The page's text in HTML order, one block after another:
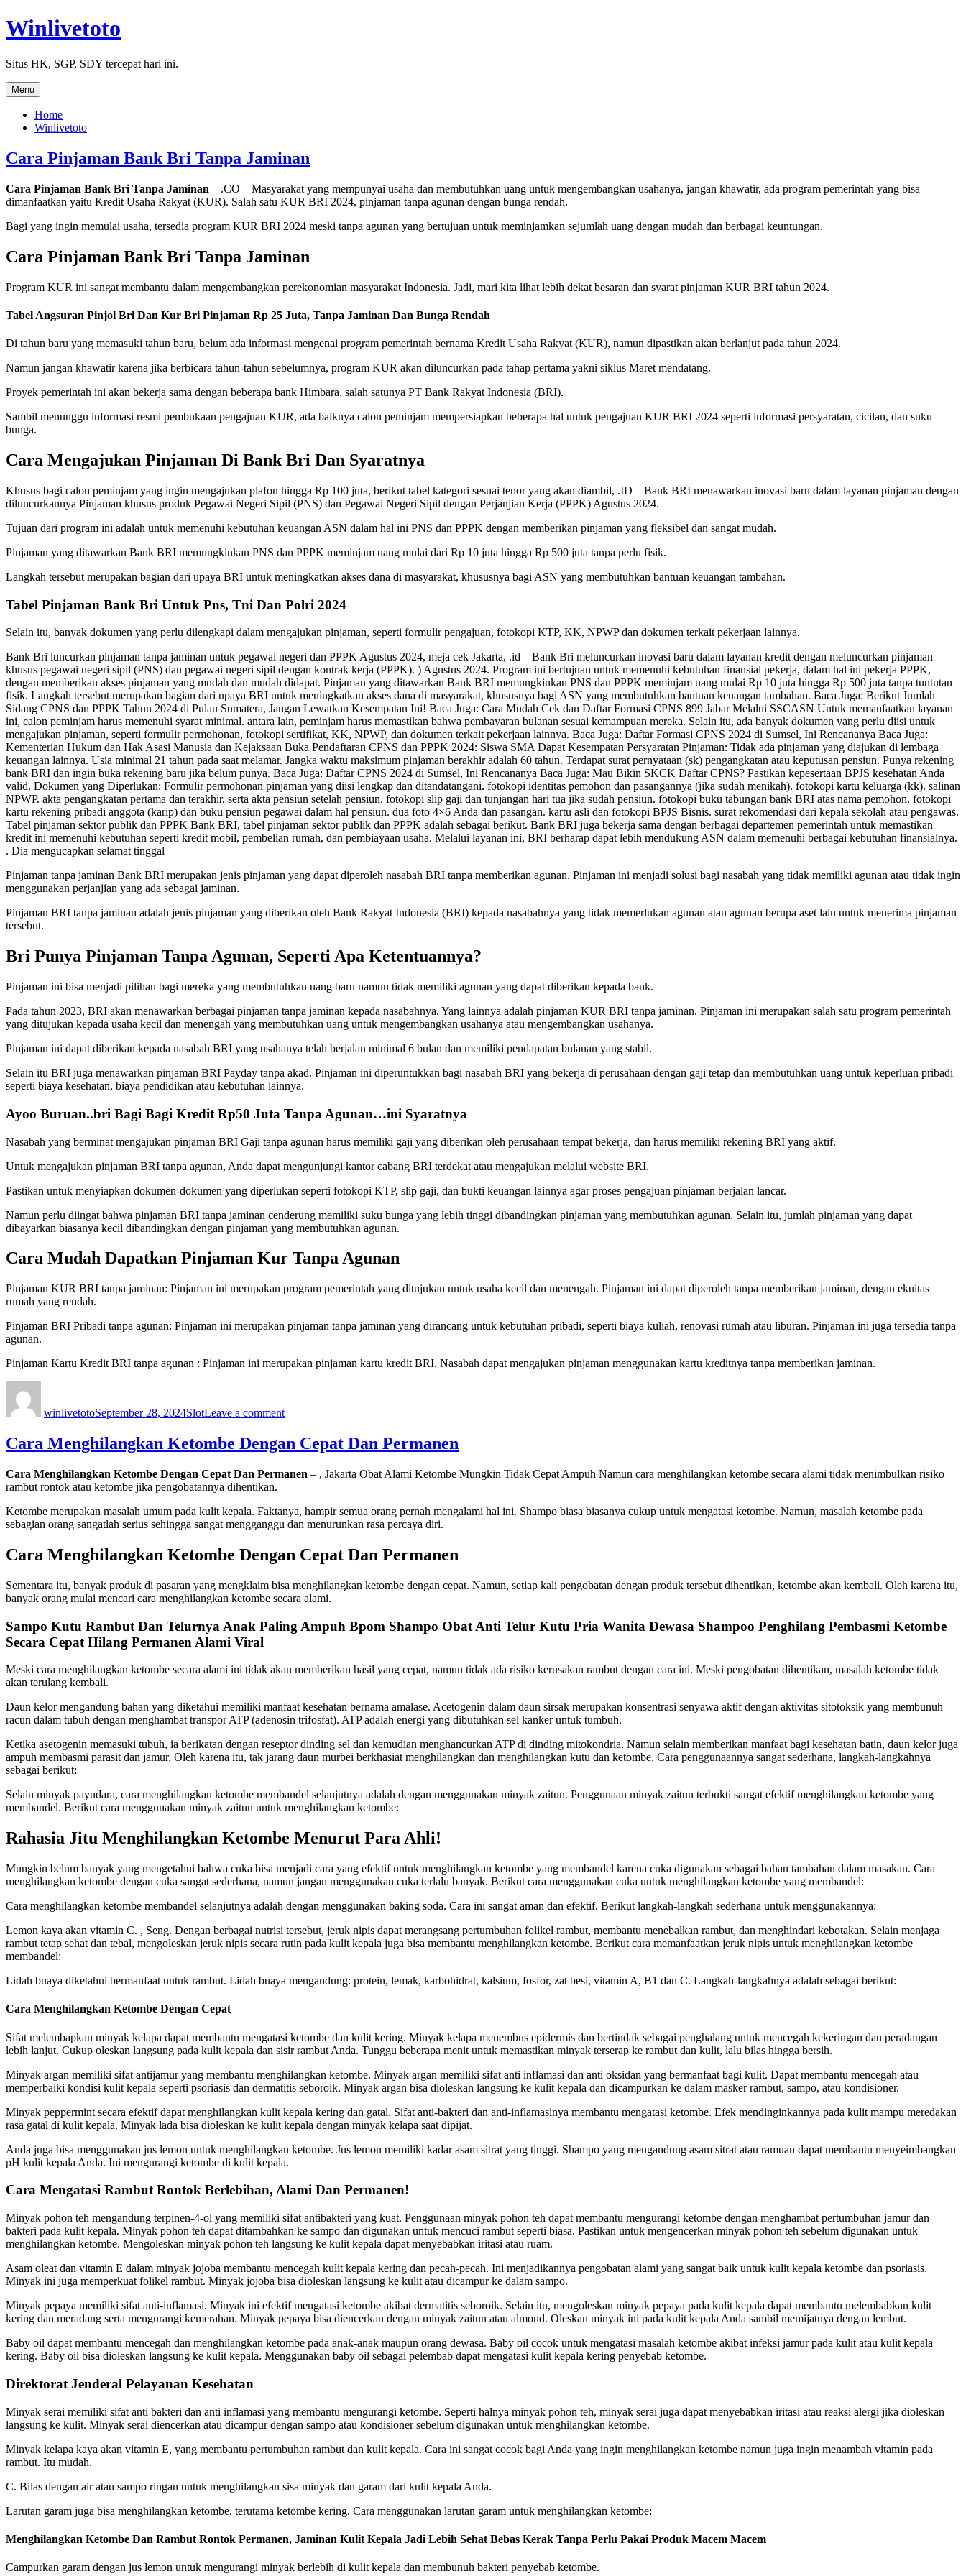
Skip
to
Winlivetoto
Situs HK, SGP, SDY tercepat hari ini.
Menu
Home
Winlivetoto
Cara Pinjaman Bank Bri Tanpa Jaminan
Cara Pinjaman Bank Bri Tanpa Jaminan – .CO – Masyarakat yang mempunyai usaha dan membutuhkan uang untuk mengembangkan usahanya, jangan khawatir, ada program pemerintah yang bisa
dimanfaatkan yaitu Kredit Usaha Rakyat (KUR). Salah satu KUR BRI 2024, pinjaman tanpa agunan dengan bunga rendah.
Bagi yang ingin memulai usaha, tersedia program KUR BRI 2024 meski tanpa agunan yang bertujuan untuk meminjamkan sejumlah uang dengan mudah dan berbagai keuntungan.
Cara Pinjaman Bank Bri Tanpa Jaminan
Program KUR ini sangat membantu dalam mengembangkan perekonomian masyarakat Indonesia. Jadi, mari kita lihat lebih dekat besaran dan syarat pinjaman KUR BRI tahun 2024.
Tabel Angsuran Pinjol Bri Dan Kur Bri Pinjaman Rp 25 Juta, Tanpa Jaminan Dan Bunga Rendah
Di tahun baru yang memasuki tahun baru, belum ada informasi mengenai program pemerintah bernama Kredit Usaha Rakyat (KUR), namun dipastikan akan berlanjut pada tahun 2024.
Namun jangan khawatir karena jika berbicara tahun-tahun sebelumnya, program KUR akan diluncurkan pada tahap pertama yakni siklus Maret mendatang.
Proyek pemerintah ini akan bekerja sama dengan beberapa bank Himbara, salah satunya PT Bank Rakyat Indonesia (BRI).
Sambil menunggu informasi resmi pembukaan pengajuan KUR, ada baiknya calon peminjam mempersiapkan beberapa hal untuk pengajuan KUR BRI 2024 seperti informasi persyaratan, cicilan, dan suku
bunga.
Cara Mengajukan Pinjaman Di Bank Bri Dan Syaratnya
Khusus bagi calon peminjam yang ingin mengajukan plafon hingga Rp 100 juta, berikut tabel kategori sesuai tenor yang akan diambil, .ID – Bank BRI menawarkan inovasi baru dalam layanan pinjaman dengan
diluncurkannya Pinjaman khusus produk Pegawai Negeri Sipil (PNS) dan Pegawai Negeri Sipil dengan Perjanjian Kerja (PPPK) Agustus 2024.
Tujuan dari program ini adalah untuk memenuhi kebutuhan keuangan ASN dalam hal ini PNS dan PPPK dengan memberikan pinjaman yang fleksibel dan sangat mudah.
Pinjaman yang ditawarkan Bank BRI memungkinkan PNS dan PPPK meminjam uang mulai dari Rp 10 juta hingga Rp 500 juta tanpa perlu fisik.
Langkah tersebut merupakan bagian dari upaya BRI untuk meningkatkan akses dana di masyarakat, khususnya bagi ASN yang membutuhkan bantuan keuangan tambahan.
Tabel Pinjaman Bank Bri Untuk Pns, Tni Dan Polri 2024
Selain itu, banyak dokumen yang perlu dilengkapi dalam mengajukan pinjaman, seperti formulir pengajuan, fotokopi KTP, KK, NPWP dan dokumen terkait pekerjaan lainnya.
Bank Bri luncurkan pinjaman tanpa jaminan untuk pegawai negeri dan PPPK Agustus 2024, meja cek Jakarta, .id – Bank Bri meluncurkan inovasi baru dalam layanan kredit dengan meluncurkan pinjaman
khusus pegawai negeri sipil (PNS) dan pegawai negeri sipil dengan kontrak kerja (PPPK). ) Agustus 2024. Program ini bertujuan untuk memenuhi kebutuhan finansial pekerja, dalam hal ini pekerja PPPK,
dengan memberikan akses pinjaman yang mudah dan mudah didapat. Pinjaman yang ditawarkan Bank BRI memungkinkan PNS dan PPPK meminjam uang mulai Rp 10 juta hingga Rp 500 juta tanpa tuntutan
fisik. Langkah tersebut merupakan bagian dari upaya BRI untuk meningkatkan akses dana di masyarakat, khususnya bagi ASN yang membutuhkan bantuan keuangan tambahan. Baca Juga: Berikut Jumlah
Sidang CPNS dan PPPK Tahun 2024 di Pulau Sumatera, Jangan Lewatkan Kesempatan Ini! Baca Juga: Cara Mudah Cek dan Daftar Formasi CPNS 899 Jabar Melalui SSCASN Untuk memanfaatkan layanan
ini, calon peminjam harus memenuhi syarat minimal. antara lain, peminjam harus memastikan bahwa pembayaran bulanan sesuai kemampuan mereka. Selain itu, ada banyak dokumen yang perlu diisi untuk
mengajukan pinjaman, seperti formulir permohonan, fotokopi sertifikat, KK, NPWP, dan dokumen terkait pekerjaan lainnya. Baca Juga: Daftar Formasi CPNS 2024 di Sumsel, Ini Rencananya Baca Juga:
Kementerian Hukum dan Hak Asasi Manusia dan Kejaksaan Buka Pendaftaran CPNS dan PPPK 2024: Siswa SMA Dapat Kesempatan Persyaratan Pinjaman: Tidak ada pinjaman yang diajukan di lembaga
keuangan lainnya. Usia minimal 21 tahun pada saat melamar. Jangka waktu maksimum pinjaman berakhir adalah 60 tahun. Terdapat surat pernyataan (sk) pengangkatan atau keputusan pensiun. Punya rekening
bank BRI dan ingin buka rekening baru jika belum punya. Baca Juga: Daftar CPNS 2024 di Sumsel, Ini Rencananya Baca Juga: Mau Bikin SKCK Daftar CPNS? Pastikan kepesertaan BPJS kesehatan Anda
valid. Dokumen yang Diperlukan: Formulir permohonan pinjaman yang diisi lengkap dan ditandatangani. fotokopi identitas pemohon dan pasangannya (jika sudah menikah). fotokopi kartu keluarga (kk). salinan
NPWP. akta pengangkatan pertama dan terakhir, serta akta pensiun setelah pensiun. fotokopi slip gaji dan tunjangan hari tua jika sudah pensiun. fotokopi buku tabungan bank BRI atas nama pemohon. fotokopi
kartu rekening pribadi anggota (karip) dan buku pensiun pegawai dalam hal pensiun. dua foto 4×6 Anda dan pasangan. kartu asli dan fotokopi BPJS Bisnis. surat rekomendasi dari kepala sekolah atau pengawas.
Tabel pinjaman sektor publik dan PPPK Bank BRI, tabel pinjaman sektor publik dan PPPK adalah sebagai berikut. Bank BRI juga bekerja sama dengan berbagai departemen pemerintah untuk memastikan
kredit ini memenuhi kebutuhan seperti kredit mobil, pembelian rumah, dan pembiayaan usaha. Melalui layanan ini, BRI berharap dapat lebih mendukung ASN dalam memenuhi berbagai kebutuhan finansialnya.
. Dia mengucapkan selamat tinggal
Pinjaman tanpa jaminan Bank BRI merupakan jenis pinjaman yang dapat diperoleh nasabah BRI tanpa memberikan agunan. Pinjaman ini menjadi solusi bagi nasabah yang tidak memiliki agunan atau tidak ingin
menggunakan perjanjian yang ada sebagai jaminan.
Pinjaman BRI tanpa jaminan adalah jenis pinjaman yang diberikan oleh Bank Rakyat Indonesia (BRI) kepada nasabahnya yang tidak memerlukan agunan atau agunan berupa aset lain untuk menerima pinjaman
tersebut.
Bri Punya Pinjaman Tanpa Agunan, Seperti Apa Ketentuannya?
Pinjaman ini bisa menjadi pilihan bagi mereka yang membutuhkan uang baru namun tidak memiliki agunan yang dapat diberikan kepada bank.
Pada tahun 2023, BRI akan menawarkan berbagai pinjaman tanpa jaminan kepada nasabahnya. Yang lainnya adalah pinjaman KUR BRI tanpa jaminan. Pinjaman ini merupakan salah satu program pemerintah
yang ditujukan kepada usaha kecil dan menengah yang membutuhkan uang untuk mengembangkan usahanya atau mengembangkan usahanya.
Pinjaman ini dapat diberikan kepada nasabah BRI yang usahanya telah berjalan minimal 6 bulan dan memiliki pendapatan bulanan yang stabil.
Selain itu BRI juga menawarkan pinjaman BRI Payday tanpa akad. Pinjaman ini diperuntukkan bagi nasabah BRI yang bekerja di perusahaan dengan gaji tetap dan membutuhkan uang untuk keperluan pribadi
seperti biaya kesehatan, biaya pendidikan atau kebutuhan lainnya.
Ayoo Buruan..bri Bagi Bagi Kredit Rp50 Juta Tanpa Agunan…ini Syaratnya
Nasabah yang berminat mengajukan pinjaman BRI Gaji tanpa agunan harus memiliki gaji yang diberikan oleh perusahaan tempat bekerja, dan harus memiliki rekening BRI yang aktif.
Untuk mengajukan pinjaman BRI tanpa agunan, Anda dapat mengunjungi kantor cabang BRI terdekat atau mengajukan melalui website BRI.
Pastikan untuk menyiapkan dokumen-dokumen yang diperlukan seperti fotokopi KTP, slip gaji, dan bukti keuangan lainnya agar proses pengajuan pinjaman berjalan lancar.
Namun perlu diingat bahwa pinjaman BRI tanpa jaminan cenderung memiliki suku bunga yang lebih tinggi dibandingkan pinjaman yang membutuhkan agunan. Selain itu, jumlah pinjaman yang dapat
dibayarkan biasanya kecil dibandingkan dengan pinjaman yang membutuhkan agunan.
Cara Mudah Dapatkan Pinjaman Kur Tanpa Agunan
Pinjaman KUR BRI tanpa jaminan: Pinjaman ini merupakan program pemerintah yang ditujukan untuk usaha kecil dan menengah. Pinjaman ini dapat diperoleh tanpa memberikan jaminan, dengan ekuitas
rumah yang rendah.
Pinjaman BRI Pribadi tanpa agunan: Pinjaman ini merupakan pinjaman tanpa jaminan yang dirancang untuk kebutuhan pribadi, seperti biaya kuliah, renovasi rumah atau liburan. Pinjaman ini juga tersedia tanpa
agunan.
Pinjaman Kartu Kredit BRI tanpa agunan : Pinjaman ini merupakan pinjaman kartu kredit BRI. Nasabah dapat mengajukan pinjaman menggunakan kartu kreditnya tanpa memberikan jaminan.
winlivetotoSeptember 28, 2024SlotLeave a commentPinjaman
Bri
Tanpa
Cara Menghilangkan Ketombe Dengan Cepat Dan Permanen
Cara Menghilangkan Ketombe Dengan Cepat Dan Permanen – , Jakarta Obat Alami Ketombe Mungkin Tidak Cepat Ampuh Namun cara menghilangkan ketombe secara alami tidak menimbulkan risiko
rambut rontok atau ketombe jika pengobatannya dihentikan.
Ketombe merupakan masalah umum pada kulit kepala. Faktanya, hampir semua orang pernah mengalami hal ini. Shampo biasa biasanya cukup untuk mengatasi ketombe. Namun, masalah ketombe pada
sebagian orang sangatlah serius sehingga sangat mengganggu dan menurunkan rasa percaya diri.
Cara Menghilangkan Ketombe Dengan Cepat Dan Permanen
Sementara itu, banyak produk di pasaran yang mengklaim bisa menghilangkan ketombe dengan cepat. Namun, setiap kali pengobatan dengan produk tersebut dihentikan, ketombe akan kembali. Oleh karena itu,
banyak orang mulai mencari cara menghilangkan ketombe secara alami.
Sampo Kutu Rambut Dan Telurnya Anak Paling Ampuh Bpom Shampo Obat Anti Telur Kutu Pria Wanita Dewasa Shampoo Penghilang Pembasmi Ketombe
Secara Cepat Hilang Permanen Alami Viral
Meski cara menghilangkan ketombe secara alami ini tidak akan memberikan hasil yang cepat, namun tidak ada risiko kerusakan rambut dengan cara ini. Meski pengobatan dihentikan, masalah ketombe tidak
akan terulang kembali.
Daun kelor mengandung bahan yang diketahui memiliki manfaat kesehatan bernama amalase. Acetogenin dalam daun sirsak merupakan konsentrasi senyawa aktif dengan aktivitas sitotoksik yang membunuh
racun dalam tubuh dengan menghambat transpor ATP (adenosin trifosfat). ATP adalah energi yang dibutuhkan sel kanker untuk tumbuh.
Ketika asetogenin memasuki tubuh, ia berikatan dengan reseptor dinding sel dan kemudian menghancurkan ATP di dinding mitokondria. Namun selain memberikan manfaat bagi kesehatan batin, daun kelor juga
ampuh membasmi parasit dan jamur. Oleh karena itu, tak jarang daun murbei berkhasiat menghilangkan dan menghilangkan kutu dan ketombe. Cara penggunaannya sangat sederhana, langkah-langkahnya
sebagai berikut:
Selain minyak payudara, cara menghilangkan ketombe membandel selanjutnya adalah dengan menggunakan minyak zaitun. Penggunaan minyak zaitun terbukti sangat efektif menghilangkan ketombe yang
membandel. Berikut cara menggunakan minyak zaitun untuk menghilangkan ketombe:
Rahasia Jitu Menghilangkan Ketombe Menurut Para Ahli!
Mungkin belum banyak yang mengetahui bahwa cuka bisa menjadi cara yang efektif untuk menghilangkan ketombe yang membandel karena cuka digunakan sebagai bahan tambahan dalam masakan. Cara
menghilangkan ketombe dengan cuka sangat sederhana, namun jangan menggunakan cuka terlalu banyak. Berikut cara menggunakan cuka untuk menghilangkan ketombe yang membandel:
Cara menghilangkan ketombe membandel selanjutnya adalah dengan menggunakan baking soda. Cara ini sangat aman dan efektif. Berikut langkah-langkah sederhana untuk menggunakannya:
Lemon kaya akan vitamin C. , Seng. Dengan berbagai nutrisi tersebut, jeruk nipis dapat merangsang pertumbuhan folikel rambut, membantu menebalkan rambut, dan menghindari kebotakan. Selain menjaga
rambut tetap sehat dan tebal, mengoleskan jeruk nipis secara rutin pada kulit kepala juga bisa membantu menghilangkan ketombe. Berikut cara memanfaatkan jeruk nipis untuk menghilangkan ketombe
membandel:
Lidah buaya diketahui bermanfaat untuk rambut. Lidah buaya mengandung: protein, lemak, karbohidrat, kalsium, fosfor, zat besi, vitamin A, B1 dan C. Langkah-langkahnya adalah sebagai berikut:
Cara Menghilangkan Ketombe Dengan Cepat
Sifat melembapkan minyak kelapa dapat membantu mengatasi ketombe dan kulit kering. Minyak kelapa menembus epidermis dan bertindak sebagai penghalang untuk mencegah kekeringan dan peradangan
lebih lanjut. Cukup oleskan langsung pada kulit kepala dan sisir rambut Anda. Tunggu beberapa menit untuk memastikan minyak terserap ke rambut dan kulit, lalu bilas hingga bersih.
Minyak argan memiliki sifat antijamur yang membantu menghilangkan ketombe. Minyak argan memiliki sifat anti inflamasi dan anti oksidan yang bermanfaat bagi kulit. Dapat membantu mencegah atau
memperbaiki kondisi kulit kepala seperti psoriasis dan dermatitis seboroik. Minyak argan bisa dioleskan langsung ke kulit kepala dan dicampurkan ke dalam masker rambut, sampo, atau kondisioner.
Minyak peppermint secara efektif dapat menghilangkan kulit kepala kering dan gatal. Sifat anti-bakteri dan anti-inflamasinya membantu mengatasi ketombe. Efek mendinginkannya pada kulit mampu meredakan
rasa gatal di kulit kepala. Minyak lada bisa dioleskan ke kulit kepala dengan minyak kelapa saat dipijat.
Anda juga bisa menggunakan jus lemon untuk menghilangkan ketombe. Jus lemon memiliki kadar asam sitrat yang tinggi. Shampo yang mengandung asam sitrat atau ramuan dapat membantu menyeimbangkan
pH kulit kepala Anda. Ini mengurangi ketombe di kulit kepala.
Cara Mengatasi Rambut Rontok Berlebihan, Alami Dan Permanen!
Minyak pohon teh mengandung terpinen-4-ol yang memiliki sifat antibakteri yang kuat. Penggunaan minyak pohon teh dapat membantu mengurangi ketombe dengan menghambat pertumbuhan jamur dan
bakteri pada kulit kepala. Minyak pohon teh dapat ditambahkan ke sampo dan digunakan untuk mencuci rambut seperti biasa. Pastikan untuk mengencerkan minyak pohon teh sebelum digunakan untuk
menghilangkan ketombe. Mengoleskan minyak pohon teh langsung ke kulit kepala dapat menyebabkan iritasi atau ruam.
Asam oleat dan vitamin E dalam minyak jojoba membantu mencegah kulit kepala kering dan pecah-pecah. Ini menjadikannya pengobatan alami yang sangat baik untuk kulit kepala ketombe dan psoriasis.
Minyak ini juga memperkuat folikel rambut. Minyak jojoba bisa dioleskan langsung ke kulit atau dicampur ke dalam sampo.
Minyak pepaya memiliki sifat anti-inflamasi. Minyak ini efektif mengatasi ketombe akibat dermatitis seboroik. Selain itu, mengoleskan minyak pepaya pada kulit kepala dapat membantu melembabkan kulit
kering dan meradang serta mengurangi kemerahan. Minyak pepaya bisa diencerkan dengan minyak zaitun atau almond. Oleskan minyak ini pada kulit kepala Anda sambil memijatnya dengan lembut.
Baby oil dapat membantu mencegah dan menghilangkan ketombe pada anak-anak maupun orang dewasa. Baby oil cocok untuk mengatasi masalah ketombe akibat infeksi jamur pada kulit atau kulit kepala
kering. Baby oil bisa dioleskan langsung ke kulit kepala. Menggunakan baby oil sebagai pelembab dapat mengatasi kulit kepala kering penyebab ketombe.
Direktorat Jenderal Pelayanan Kesehatan
Minyak serai memiliki sifat anti bakteri dan anti inflamasi yang membantu mengurangi ketombe. Seperti halnya minyak pohon teh, minyak serai juga dapat menyebabkan iritasi atau reaksi alergi jika dioleskan
langsung ke kulit. Minyak serai diencerkan atau dicampur dengan sampo atau kondisioner sebelum digunakan untuk menghilangkan ketombe.
Minyak kelapa kaya akan vitamin E, yang membantu pertumbuhan rambut dan kulit kepala. Cara ini sangat cocok bagi Anda yang ingin menghilangkan ketombe namun juga ingin menambah vitamin pada
rambut. Itu mudah.
C. Bilas dengan air atau sampo ringan untuk menghilangkan sisa minyak dan garam dari kulit kepala Anda.
Larutan garam juga bisa menghilangkan ketombe, terutama ketombe kering. Cara menggunakan larutan garam untuk menghilangkan ketombe:
Menghilangkan Ketombe Dan Rambut Rontok Permanen, Jaminan Kulit Kepala Jadi Lebih Sehat Bebas Kerak Tanpa Perlu Pakai Produk Macem Macem
Campurkan garam dengan jus lemon untuk mengurangi minyak berlebih di kulit kepala dan membunuh bakteri penyebab ketombe.